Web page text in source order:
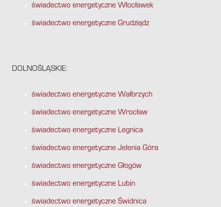
świadectwo energetyczne Włocławek
świadectwo energetyczne Grudziądz
DOLNOŚLĄSKIE:
świadectwo energetyczne Wałbrzych
świadectwo energetyczne Wrocław
świadectwo energetyczne Legnica
świadectwo energetyczne Jelenia Góra
świadectwo energetyczne Głogów
świadectwo energetyczne Lubin
świadectwo energetyczne Świdnica